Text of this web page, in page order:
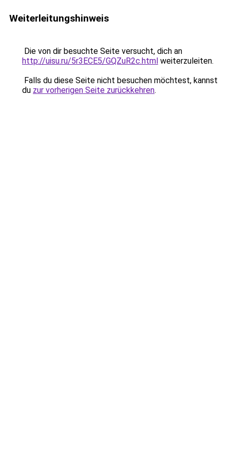
Weiterleitungshinweis
Die von dir besuchte Seite versucht, dich an
http://uisu.ru/5r3ECE5/GQZuR2c.html weiterzuleiten.
Falls du diese Seite nicht besuchen möchtest, kannst
du zur vorherigen Seite zurückkehren.